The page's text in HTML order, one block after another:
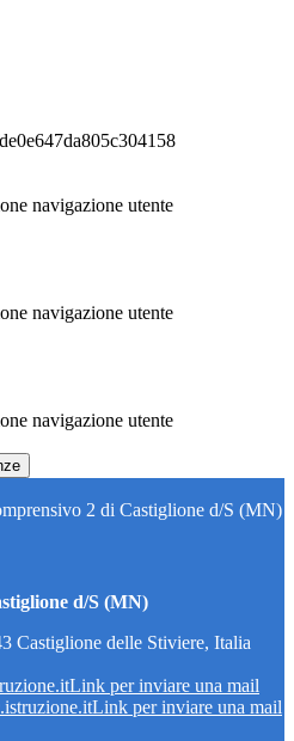
navigazione utente
navigazione utente
navigazione utente
2 di Castiglione d/S (MN)
d/S (MN)
Castiglione delle Stiviere, Italia
Link per inviare una mail
Link per inviare una mail